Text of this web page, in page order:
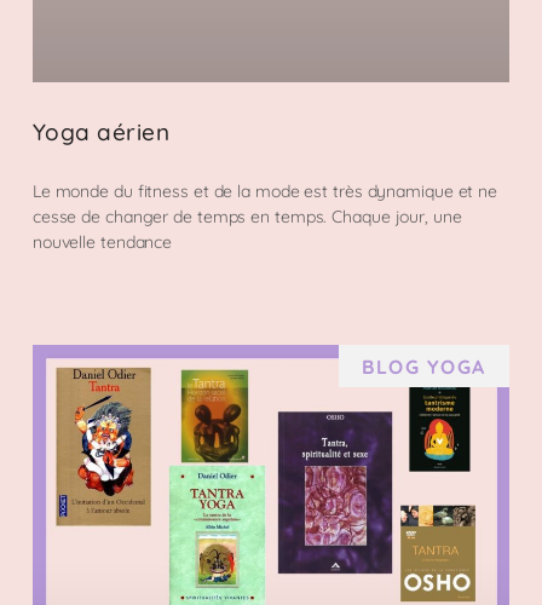
Yoga aérien
Le monde du fitness et de la mode est très dynamique et ne
cesse de changer de temps en temps. Chaque jour, une
nouvelle tendance
BLOG YOGA